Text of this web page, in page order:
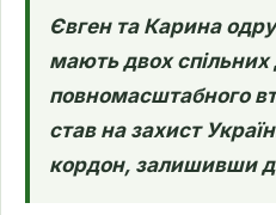
Євген та Карина
мають двох спільних
повномасштабного
став на захист
кордон, залишивши